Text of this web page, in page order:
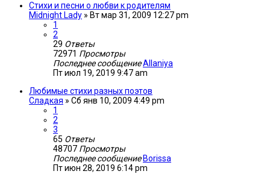
Стихи и песни о любви к родителям
Midnight Lady » Вт мар 31, 2009 12:27 pm
1
2
29 Ответы
72971 Просмотры
Последнее сообщениеAllaniya
Пт июл 19, 2019 9:47 am
Любимые стихи разных поэтов
Сладкая » Сб янв 10, 2009 4:49 pm
1
2
3
65 Ответы
48707 Просмотры
Последнее сообщение Borissa
Пт июн 28, 2019 6:14 pm